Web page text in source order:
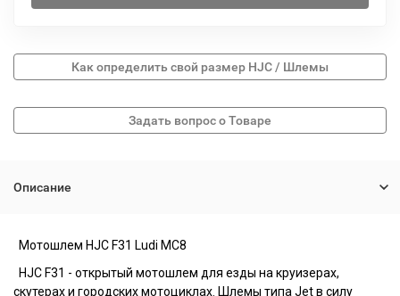
Как определить свой размер HJC / Шлемы
Описание
Мотошлем HJC F31 Ludi MC8
HJC F31 - открытый мотошлем для езды на круизерах,
скутерах и городских мотоциклах. Шлемы типа Jet в силу